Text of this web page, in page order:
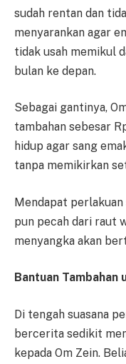
sudah rentan dan
menyarankan agar
tidak usah memikul
bulan ke depan.
Sebagai gantinya,
tambahan sebesar
hidup agar sang
tanpa memikirkan
Mendapat
pun pecah dari raut
menyangka akan
Bantuan
Di tengah suasana
bercerita sedikit
kepada Om Zein.